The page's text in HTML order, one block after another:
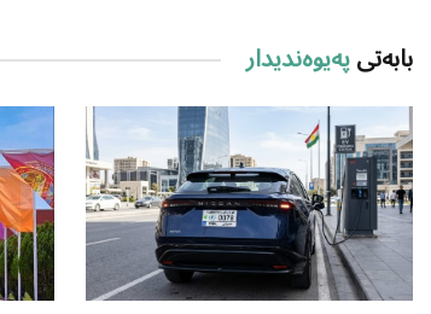
بابەتیپەیوەندیدار